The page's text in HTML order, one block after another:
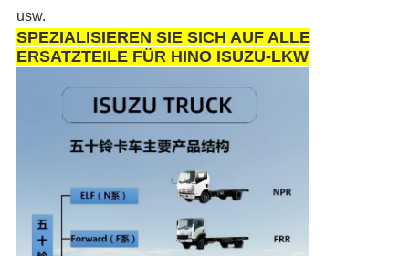
usw.
SPEZIALISIEREN SIE SICH AUF ALLE
ERSATZTEILE FÜR HINO ISUZU-LKW